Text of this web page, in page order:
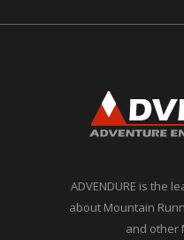
ADVENDURE is the
about Mountain
and other